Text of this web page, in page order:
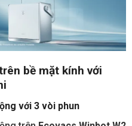
bề mặt kính với
với 3 vòi phun